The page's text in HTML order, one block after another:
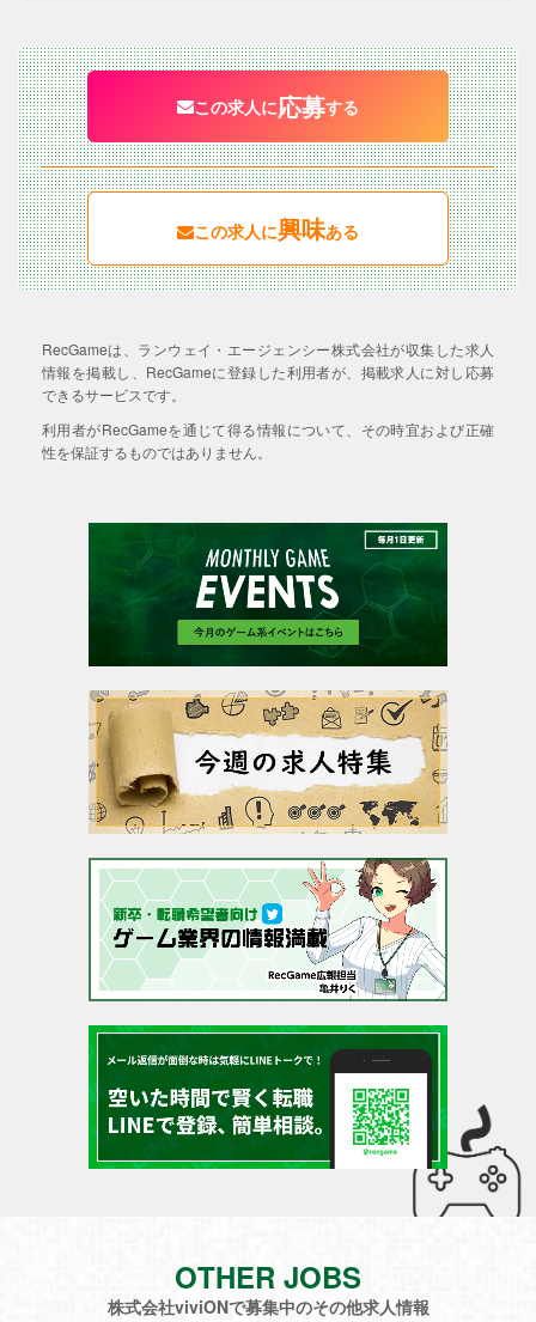
この求人に応募する
この求人に興味ある
RecGameは、ランウェイ・エージェンシー株式会社が収集した求人
情報を掲載し、RecGameに登録した利用者が、掲載求人に対し応募
できるサービスです。
利用者がRecGameを通じて得る情報について、その時宜および正確
性を保証するものではありません。
OTHER JOBS
株式会社viviONで募集中のその他求人情報